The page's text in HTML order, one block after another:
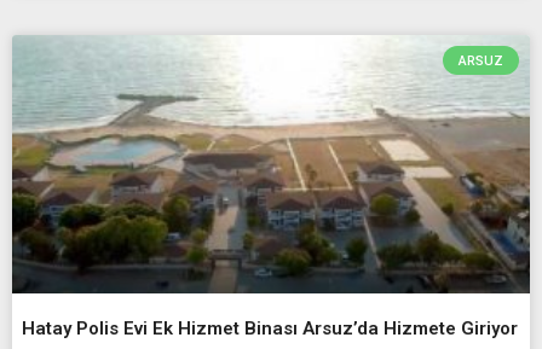
ARSUZ
Hatay Polis Evi Ek Hizmet Binası Arsuz’da Hizmete Giriyor